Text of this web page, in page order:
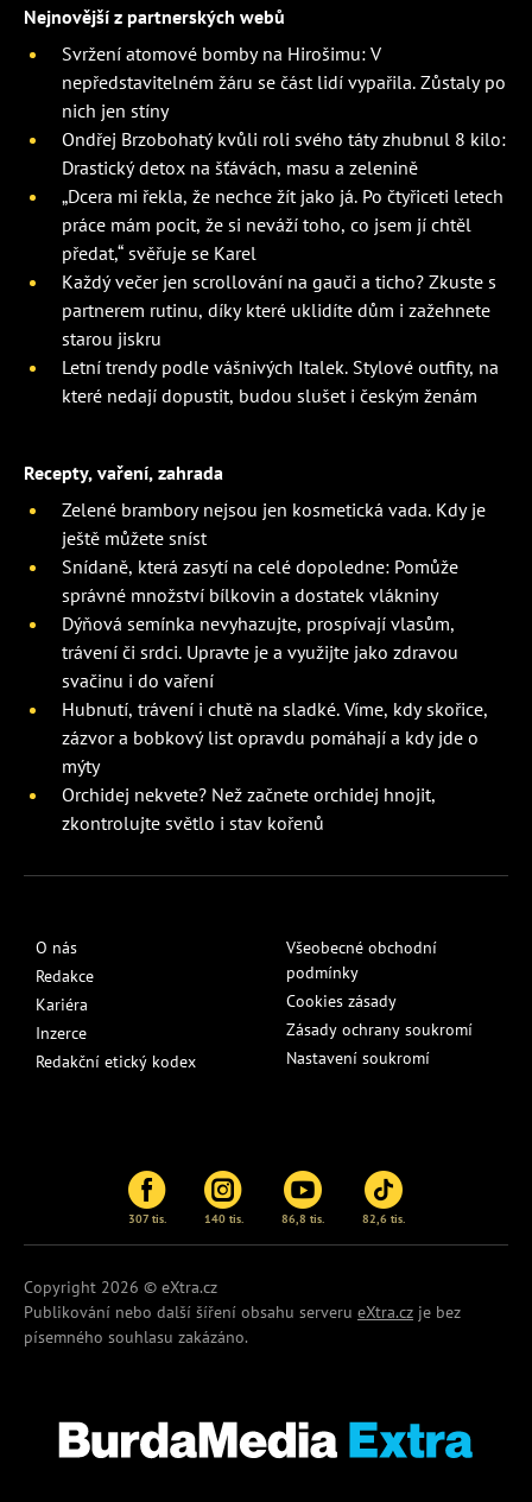
Nejnovější z partnerských webů
Svržení atomové bomby na Hirošimu: V
nepředstavitelném žáru se část lidí vypařila. Zůstaly po
nich jen stíny
Ondřej Brzobohatý kvůli roli svého táty zhubnul 8 kilo:
Drastický detox na šťávách, masu a zelenině
„Dcera mi řekla, že nechce žít jako já. Po čtyřiceti letech
práce mám pocit, že si neváží toho, co jsem jí chtěl
předat,“ svěřuje se Karel
Každý večer jen scrollování na gauči a ticho? Zkuste s
partnerem rutinu, díky které uklidíte dům i zažehnete
starou jiskru
Letní trendy podle vášnivých Italek. Stylové outfity, na
které nedají dopustit, budou slušet i českým ženám
Recepty, vaření, zahrada
Zelené brambory nejsou jen kosmetická vada. Kdy je
ještě můžete sníst
Snídaně, která zasytí na celé dopoledne: Pomůže
správné množství bílkovin a dostatek vlákniny
Dýňová semínka nevyhazujte, prospívají vlasům,
trávení či srdci. Upravte je a využijte jako zdravou
svačinu i do vaření
Hubnutí, trávení i chutě na sladké. Víme, kdy skořice,
zázvor a bobkový list opravdu pomáhají a kdy jde o
mýty
Orchidej nekvete? Než začnete orchidej hnojit,
zkontrolujte světlo i stav kořenů
O nás
Redakce
Kariéra
Inzerce
Redakční etický kodex
Všeobecné obchodní
podmínky
Cookies zásady
Zásady ochrany soukromí
Nastavení soukromí
307 tis. 140 tis. 86,8 tis. 82,6 tis.
Copyright 2026 © eXtra.cz
Publikování nebo další šíření obsahu serveru eXtra.cz je bez
písemného souhlasu zakázáno.